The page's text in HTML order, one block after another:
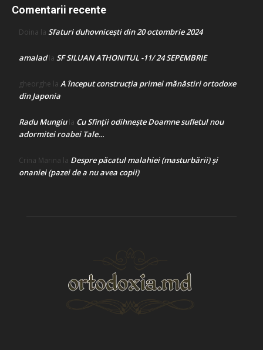
Comentarii recente
Doina la Sfaturi duhovnicești din 20 octombrie 2024
amaladla SF SILUAN ATHONITUL -11/ 24 SEPEMBRIE
gheorghe la A început construcţia primei mănăstiri ortodoxe
din Japonia
Radu Mungiula Cu Sfinții odihnește Doamne sufletul nou
adormitei roabei Tale…
Crina Marina la Despre păcatul malahiei (masturbării) şi
onaniei (pazei de a nu avea copii)